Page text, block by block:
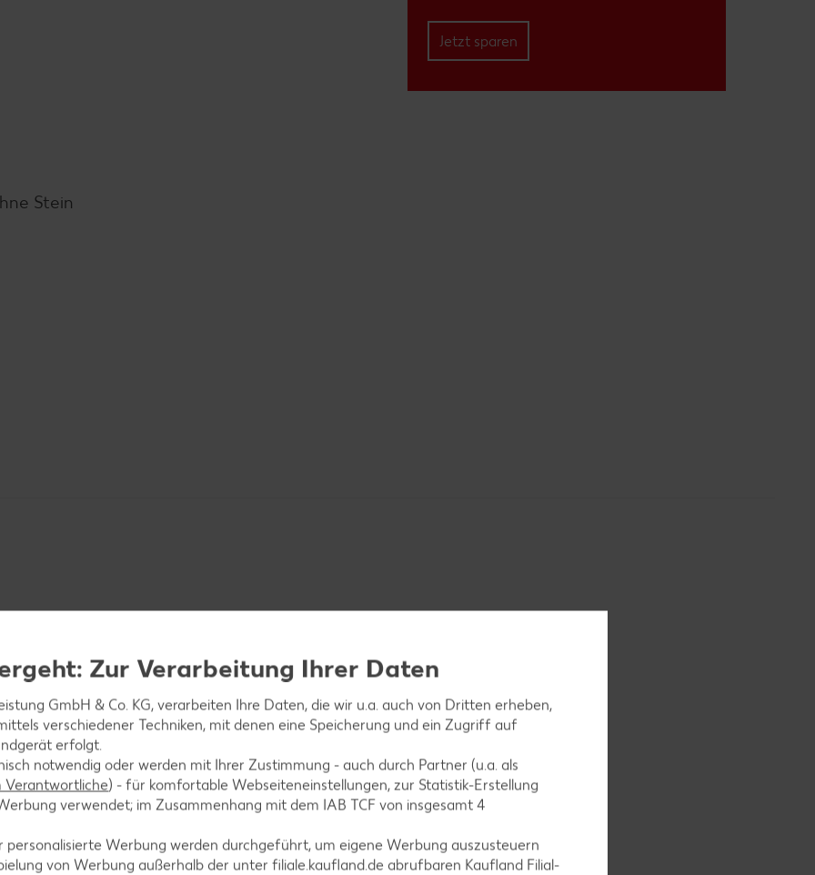
Jetzt sparen
Stein
rösten. Zwiebel abziehen und sehr fein würfeln.
dem Käse in Würfel schneiden. Oliven in Ringe schneiden
und Zucker abschmecken. Dressing mit Salat
Zur Verarbeitung Ihrer Daten
GmbH & Co. KG, verarbeiten Ihre Daten, die wir u.a. auch von Dritten erheben,
verschiedener Techniken, mit denen eine Speicherung und ein Zugriff auf
erfolgt.
notwendig oder werden mit Ihrer Zustimmung - auch durch Partner (u.a. als
Verantwortliche) - für komfortable Webseiteneinstellungen, zur Statistik-Erstellung
verwendet; im Zusammenhang mit dem IAB TCF von insgesamt4
Werbung werden durchgeführt, um eigene Werbung auszusteuern
von Werbung außerhalb der unter filiale.kaufland.de abrufbaren Kaufland Filial-